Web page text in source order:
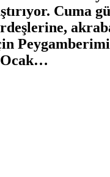
Cuma
Ocak…